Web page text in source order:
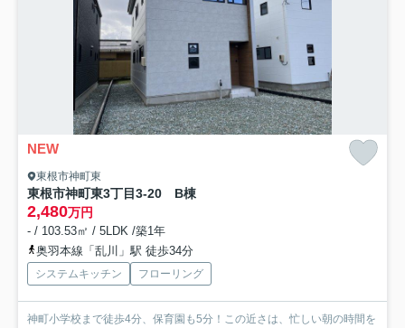
NEW
東根市神町東
東根市神町東3丁目3-20 B棟
2,480万円
- / 103.53㎡ / 5LDK /築1年
奥羽本線「乱川」駅 徒歩34分
システムキッチン フローリング
神町小学校まで徒歩4分、保育園も5分！この近さは、忙しい朝の時間を